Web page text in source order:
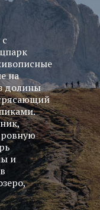
на
долины
ровную
и